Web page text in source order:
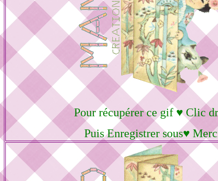
Pour récupérer ce gif ♥ Clic
Puis Enregistrer sous♥